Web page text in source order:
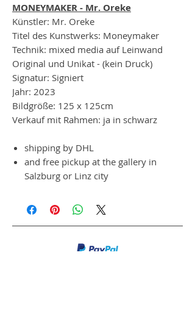
MONEYMAKER - Mr. Oreke
Künstler: Mr. Oreke
Titel des Kunstwerks: Moneymaker
Technik: mixed media auf Leinwand
Original und Unikat - (kein Druck)
Signatur: Signiert
Jahr: 2023
Bildgröße: 125 x 125cm
Verkauf mit Rahmen: ja in schwarz
shipping by DHL
and free pickup at the gallery in
Salzburg or Linz city